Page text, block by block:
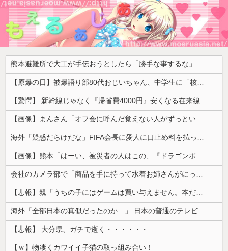
熊本避難所で大工が手伝おうとしたら「勝手な事するな」と行政側に止められた！との証言、内容があまりに胡散臭すぎた結果……
【原爆の日】被爆語り部80代おじいちゃん、中学生に「核を持たないで日本を守れますか？」「日本も原爆を持たないと負ける！」と言われ絶句 ………
【驚愕】 新幹線じゃなく『帰省費4000円』安くなる在来線で帰省した結果ｗｗｗｗｗ
【画像】まんさん「オフ会に呼んだ覚えない人がずっといたので晒すわ」（パシャ）
海外「疑惑だらけだな」FIFA会長に愛人に口止め料を払っていた疑惑（海外の反応）
【画像】熊本「はーい、被災者の人はこの、『ドラゴンボールの家』みたいな奴の中で過ごしてねー」
会社のカメラ部で「商品を手に持って水着お姉さんがにっこり」を撮影、だがお姉さんは素人アルバイトで親バレした結果……
【悲報】親「うちの子にはゲームは買い与えません。本だけで十分」→結果ｗｗｗ
海外「全部日本の真似だったのか…」 日本の普通のテレビ番組が最新SNSの数十年先を行っていたと話題に
【悲報】 大分県、ガチで逝く・・・・・・
【ｗ】物凄くカワイイ子猫の取っ組み合い！